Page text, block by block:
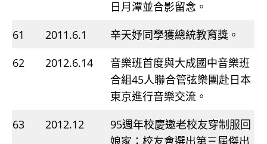
日月潭並合影留念。
61
2011.6.1
辛天妤同學獲總統教育獎。
62
2012.6.14
音樂班首度與大成國中音樂班
合組45人聯合管弦樂團赴日本
東京進行音樂交流。
63
2012.12
95週年校慶邀老校友穿制服回
娘家；校友會選出第三屆傑出